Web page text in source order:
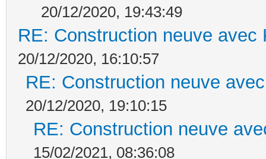
20/12/2020, 19:43:49
RE: Construction neuve avec
20/12/2020, 16:10:57
RE: Construction neuve
20/12/2020, 19:10:15
RE: Construction neuve
15/02/2021, 08:36:08